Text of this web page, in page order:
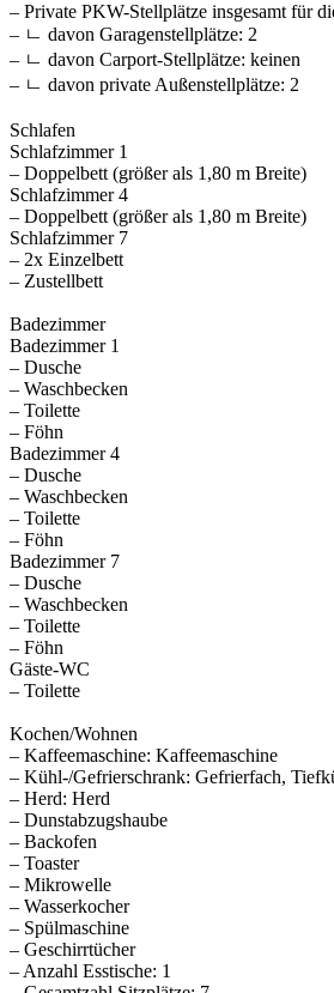
– Private PKW-Stellplätze insgesamt für
– ㄴ davon Garagenstellplätze: 2
– ㄴ davon Carport-Stellplätze: keinen
– ㄴ davon private Außen­stellplätze: 2
Schlafen
Schlafzimmer 1
– Doppelbett (größer als 1,80 m Breite)
Schlafzimmer 4
– Doppelbett (größer als 1,80 m Breite)
Schlafzimmer 7
– 2x Einzelbett
– Zustellbett
Badezimmer
Badezimmer 1
– Dusche
– Waschbecken
– Toilette
– Föhn
Badezimmer 4
– Dusche
– Waschbecken
– Toilette
– Föhn
Badezimmer 7
– Dusche
– Waschbecken
– Toilette
– Föhn
Gäste-WC
– Toilette
Kochen/Wohnen
– Kaffeemaschine: Kaffeemaschine
– Kühl-/Gefrierschrank: Gefrierfach,
– Herd: Herd
– Dunstabzugshaube
– Backofen
– Toaster
– Mikrowelle
– Wasserkocher
– Spülmaschine
– Geschirrtücher
– Anzahl Esstische: 1